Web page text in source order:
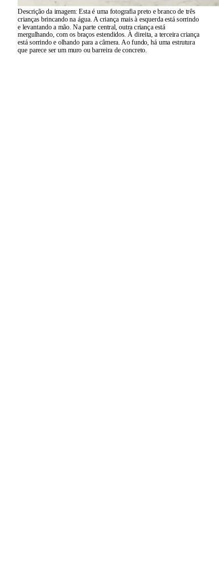
Descrição da imagem:Esta é uma fotografia preto e branco de três
crianças brincando na água. A criança mais à esquerda está sorrindo
e levantando a mão. Na parte central, outra criança está
mergulhando, com os braços estendidos. À direita, a terceira criança
está sorrindo e olhando para a câmera. Ao fundo, há uma estrutura
que parece ser um muro ou barreira de concreto.